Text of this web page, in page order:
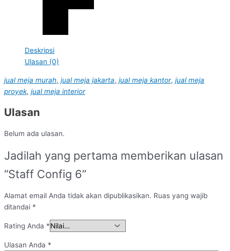
Deskripsi
Ulasan (0)
jual meja murah, jual meja jakarta, jual meja kantor, jual meja
proyek, jual meja interior
Ulasan
Belum ada ulasan.
Jadilah yang pertama memberikan ulasan
“Staff Config 6”
Alamat email Anda tidak akan dipublikasikan. Ruas yang wajib
ditandai *
Rating Anda *
Ulasan Anda *